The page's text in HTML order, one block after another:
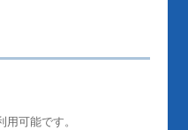
可能です。